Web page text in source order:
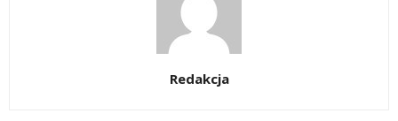
Redakcja